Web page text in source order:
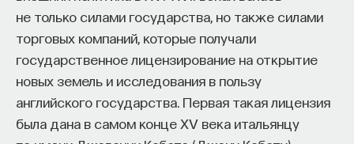
не только силами государства, но также силами
торговых компаний, которые получали
государственное лицензирование на открытие
новых земель и исследования в пользу
английского государства. Первая такая лицензия
была дана в самом конце XV века итальянцу